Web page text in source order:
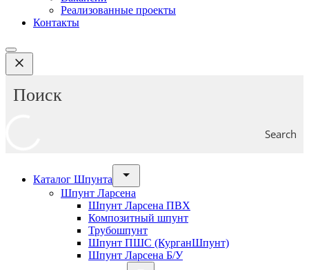
Реализованные проекты
Контакты
Search
Каталог Шпунта
Шпунт Ларсена
Шпунт Ларсена ПВХ
Композитный шпунт
Трубошпунт
Шпунт ПШС (КурганШпунт)
Шпунт Ларсена Б/У